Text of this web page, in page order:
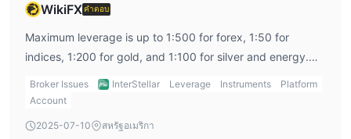
0% เสียเพียงเพื่อเพิ่มเงิน การถอนเงินเช่นเดียวกันมีประสิทธิภาพ โดยมี
การโอนเงินทางโทรเลขมีให้บริการสำหรับลูกค้าที่ต้องการใช้วิธีการ
ธนาคารแบบดั้งเดิม การฝากเงินผ่านทางโอนเงินทางโทรเลขใช้เวลา
3-5 วันในการดำเนินการและไม่มีค่าธรรมเนียมการจัดการ การถอน
เงินขึ้นอยู่กับเวลาการดำเนินการของธนาคาร แต่ก็ไม่มีค่าธรรมเนียม
WikiFXคำตอบ
Maximum leverage is up to 1:500 for forex, 1:50 for
indices, 1:200 for gold, and 1:100 for silver and energy.
Traders should manage leverage carefully due to
amplified risk.
Broker Issues InterStellar Leverage Instruments
Platform
Account
2025-07-10 สหรัฐอเมริกา